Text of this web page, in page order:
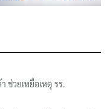
ช่วยเหยื่อเหตุ รร.